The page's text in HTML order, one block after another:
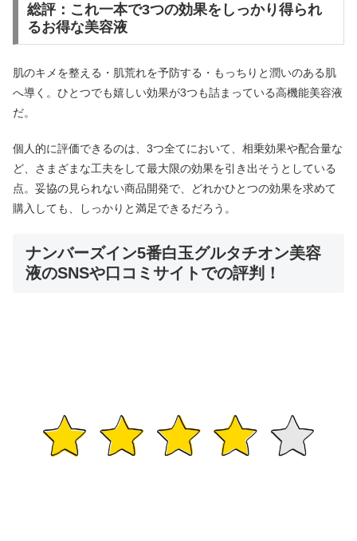
総評：これ一本で3つの効果をしっかり得られ
るお得な美容液
肌のキメを整える・肌荒れを予防する・もっちりと潤いのある肌
へ導く。ひとつでも嬉しい効果が3つも詰まっている高機能美容液
だ。
個人的に評価できるのは、3つ全てにおいて、相乗効果や配合量な
ど、さまざまな工夫をして最大限の効果を引き出そうとしている
点。妥協の見られない商品開発で、どれかひとつの効果を求めて
購入しても、しっかりと満足できるだろう。
ナンバーズイン5番白玉グルタチオン美容
液のSNSや口コミサイトでの評判！